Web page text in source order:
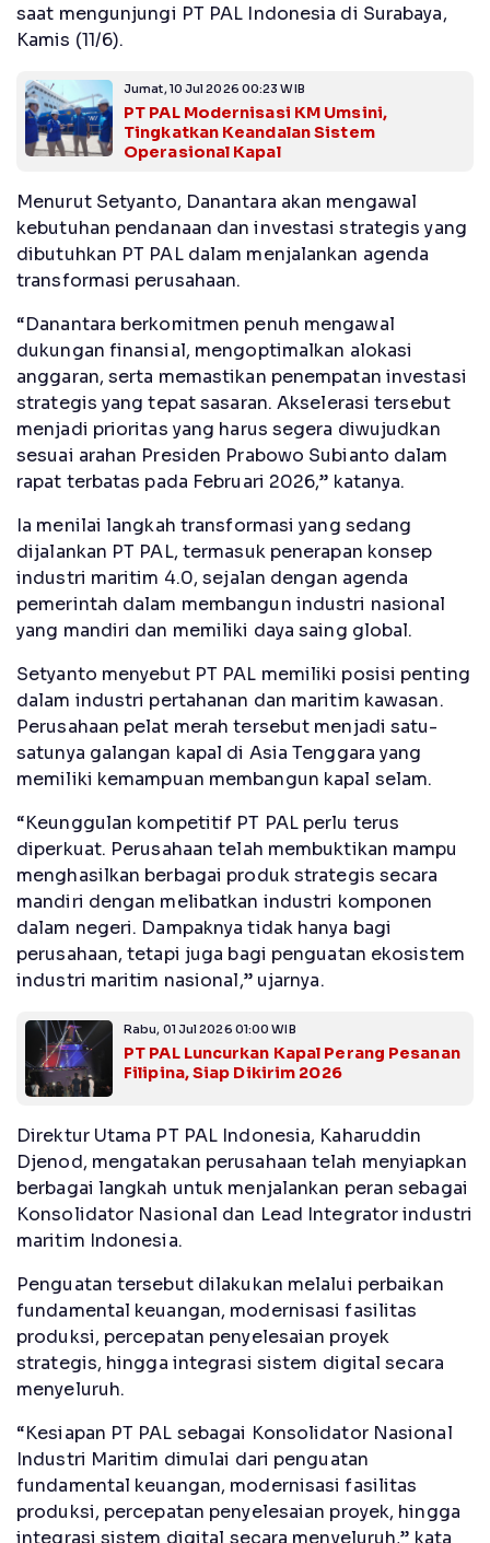
saat mengunjungi PT PAL Indonesia di Surabaya,
Kamis (11/6).
Jumat, 10 Jul 2026 00:23 WIB
PT PAL Modernisasi KM Umsini,
Tingkatkan Keandalan Sistem
Operasional Kapal
Menurut Setyanto, Danantara akan mengawal
kebutuhan pendanaan dan investasi strategis yang
dibutuhkan PT PAL dalam menjalankan agenda
transformasi perusahaan.
“Danantara berkomitmen penuh mengawal
dukungan finansial, mengoptimalkan alokasi
anggaran, serta memastikan penempatan investasi
strategis yang tepat sasaran. Akselerasi tersebut
menjadi prioritas yang harus segera diwujudkan
sesuai arahan Presiden Prabowo Subianto dalam
rapat terbatas pada Februari 2026,” katanya.
Ia menilai langkah transformasi yang sedang
dijalankan PT PAL, termasuk penerapan konsep
industri maritim 4.0, sejalan dengan agenda
pemerintah dalam membangun industri nasional
yang mandiri dan memiliki daya saing global.
Setyanto menyebut PT PAL memiliki posisi penting
dalam industri pertahanan dan maritim kawasan.
Perusahaan pelat merah tersebut menjadi satu-
satunya galangan kapal di Asia Tenggara yang
memiliki kemampuan membangun kapal selam.
“Keunggulan kompetitif PT PAL perlu terus
diperkuat. Perusahaan telah membuktikan mampu
menghasilkan berbagai produk strategis secara
mandiri dengan melibatkan industri komponen
dalam negeri. Dampaknya tidak hanya bagi
perusahaan, tetapi juga bagi penguatan ekosistem
industri maritim nasional,” ujarnya.
Rabu, 01 Jul 2026 01:00 WIB
PT PAL Luncurkan Kapal Perang Pesanan
Filipina, Siap Dikirim 2026
Direktur Utama PT PAL Indonesia, Kaharuddin
Djenod, mengatakan perusahaan telah menyiapkan
berbagai langkah untuk menjalankan peran sebagai
Konsolidator Nasional dan Lead Integrator industri
maritim Indonesia.
Penguatan tersebut dilakukan melalui perbaikan
fundamental keuangan, modernisasi fasilitas
produksi, percepatan penyelesaian proyek
strategis, hingga integrasi sistem digital secara
menyeluruh.
“Kesiapan PT PAL sebagai Konsolidator Nasional
Industri Maritim dimulai dari penguatan
fundamental keuangan, modernisasi fasilitas
produksi, percepatan penyelesaian proyek, hingga
integrasi sistem digital secara menyeluruh,” kata